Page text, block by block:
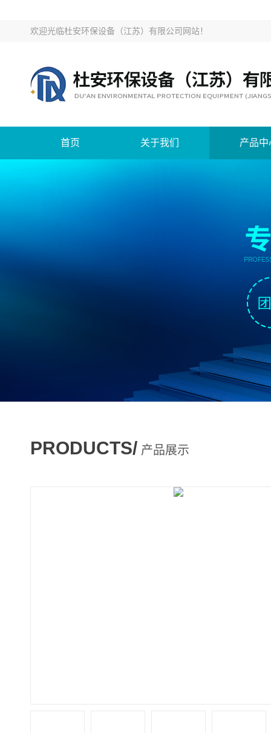
欢迎光临杜安环保设备（江苏）有限公司网站！
首页 关于我们 产品中
PRODUCTS/ 产品展示